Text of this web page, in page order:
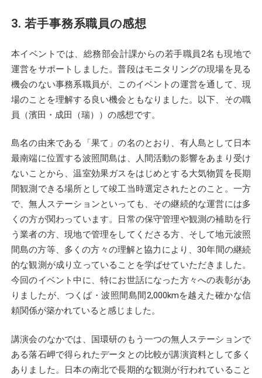
3. 若手事務系職員の感想
本イベントでは、総務部会計課からの若手職員2名も現地で
運営をサポートしました。普段はモニタリングの現場を見る
機会のない事務系職員が、このイベントの運営を通して、現
場のことを理解する良い機会ともなりました。以下、その職
員（濱田・成田（瑞））の感想です。
島名の由来である「果て」の名のとおり、有人島として日本
最南端に位置する波照間島は、人間活動の影響をあまり受け
ないことから、温室効果ガスをはじめとする大気物質を長期
間観測できる場所として竣工当時選定されたとのこと。一方
で、無人ステーションといっても、その継続的な運営には多
くの方が関わっています。日常の保守管理や観測の補助を行
う業者の方、現地で管理をしてくださる方、そして地元波照
間島の方等、多くの方々の理解と協力により、30年間の継続
的な観測が成り立っていることを学ばせていただきました。
今回のイベント中に、特にお世話になった方々への表彰があ
りましたが、つくば・波照間島間2,000kmを越えた確かな信
頼関係が築かれていると感じました。
講演会のなかでは、国環研のもう一つの無人ステーションで
ある落石岬で得られたデータとの比較が講演資料として多く
ありました。日本の南北で長期的な観測が行われていること